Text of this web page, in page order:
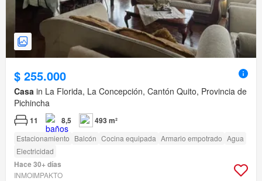
$ 255.000
Casa in La Florida, La Concepción, Cantón Quito, Provincia de
Pichincha
11 8,5 493 m²
Estacionamiento Balcón Cocina equipada Armario empotrado Agua
Electricidad
Hace 30+ días
INMOIMPAKTO